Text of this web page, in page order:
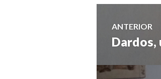
de
ANTERIOR
Entrada
Dardos,